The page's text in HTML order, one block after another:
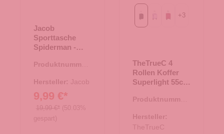
Jacob
Sporttasche
Spiderman -
Produktnummer:
Hersteller: Jacob
9,99 €*
19,99 €* (50.03%
gespart)
BlackFliederberry
+3
TheTrueC 4
Rollen Koffer
Superlight 55cm
Black
Produktnummer:
Hersteller:
TheTrueC